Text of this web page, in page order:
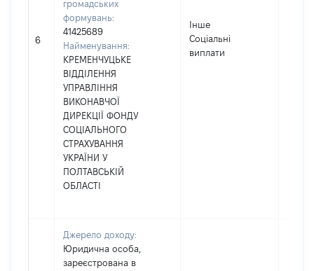
6
громадських
формувань:
41425689
Найменування:
КРЕМЕНЧУЦЬКЕ
ВІДДІЛЕННЯ
УПРАВЛІННЯ
ВИКОНАВЧОЇ
ДИРЕКЦІЇ ФОНДУ
СОЦІАЛЬНОГО
СТРАХУВАННЯ
УКРАЇНИ У
ПОЛТАВСЬКІЙ
ОБЛАСТІ
Інше
Соціальні
виплати
Джерело доходу:
Юридична особа,
зареєстрована в